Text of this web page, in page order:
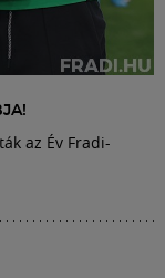
az Év Fradi-